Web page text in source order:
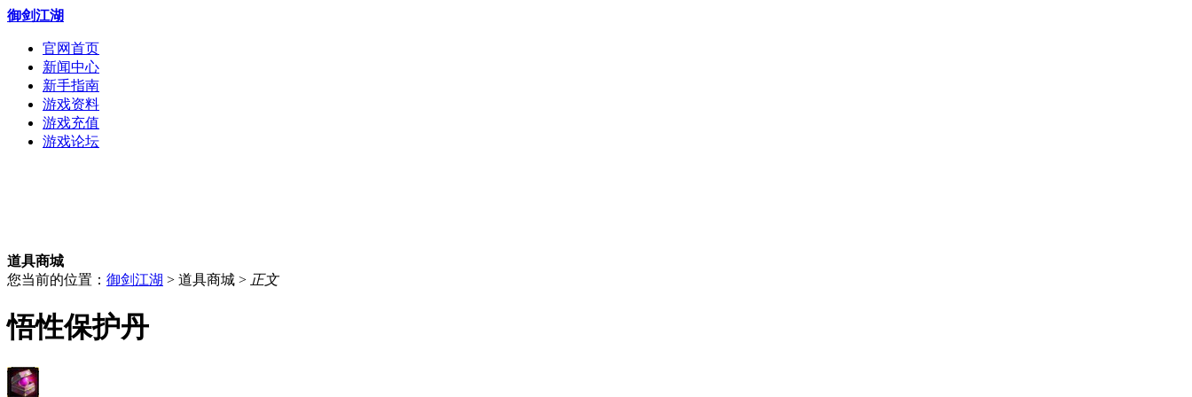
御剑江湖
官网首页
新闻中心
新手指南
游戏资料
游戏充值
游戏论坛
道具商城
您当前的位置： 御剑江湖 > 道具商城 > 正文
悟性保护丹